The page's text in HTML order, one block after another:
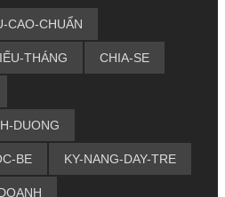
CAO-CHUẨN
THÁNG CHIA-SE
DUONG
BE KY-NANG-DAY-TRE